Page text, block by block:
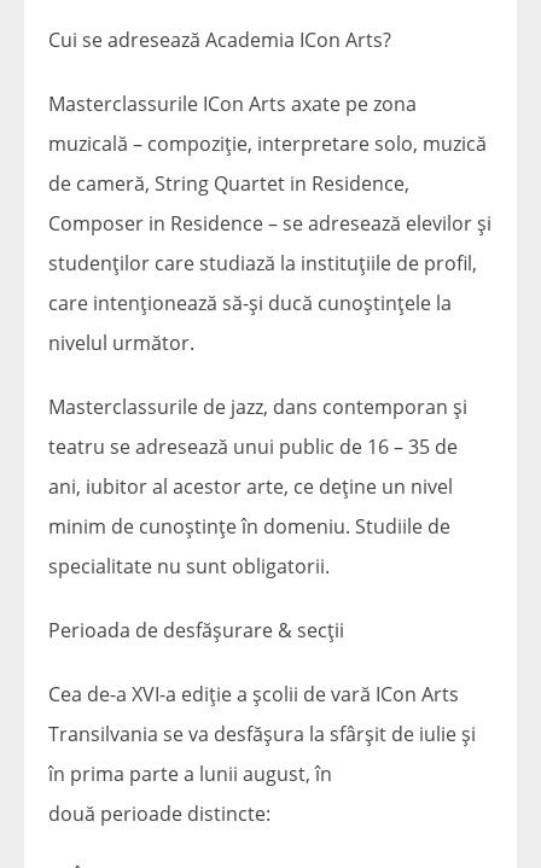
Cui se adresează Academia ICon Arts?
Masterclassurile ICon Arts axate pe zona
muzicală – compoziție, interpretare solo, muzică
de cameră, String Quartet in Residence,
Composer in Residence – se adresează elevilor și
studenților care studiază la instituțiile de profil,
care intenționează să-și ducă cunoștințele la
nivelul următor.
Masterclassurile de jazz, dans contemporan și
teatru se adresează unui public de 16 – 35 de
ani, iubitor al acestor arte, ce deține un nivel
minim de cunoștințe în domeniu. Studiile de
specialitate nu sunt obligatorii.
Perioada de desfășurare & secții
Cea de-a XVI-a ediție a școlii de vară ICon Arts
Transilvania se va desfășura la sfârșit de iulie și
în prima parte a lunii august, în
două perioade distincte: